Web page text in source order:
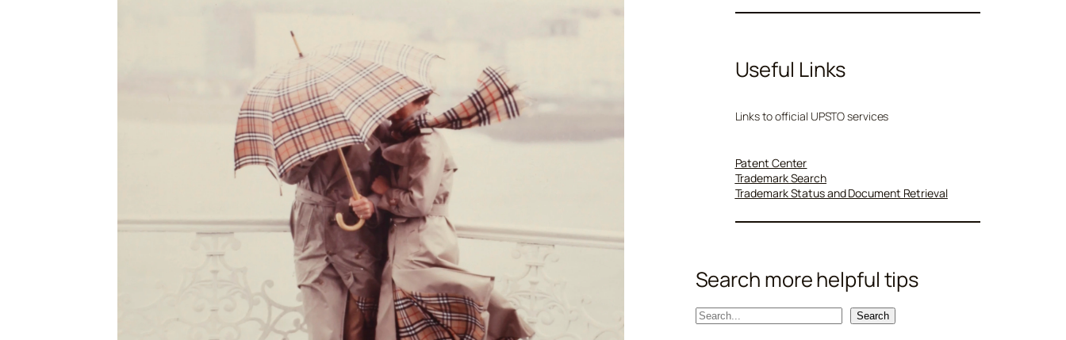
Useful Links
Links to official UPSTO services
Patent Center
Trademark Search
Trademark Status and Document Retrieval
Search more helpful tips
S
Search